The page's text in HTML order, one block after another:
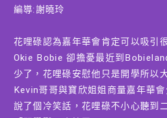
編導:謝曉玲
花哩碌認為嘉年華會肯定可以吸引
Okie Bobie 卻擔憂最近到
少了，花哩碌安慰他只是開學所以
Kevin哥哥與寶欣姐姐商量嘉年華
說了個冷笑話，花哩碌不小心聽到